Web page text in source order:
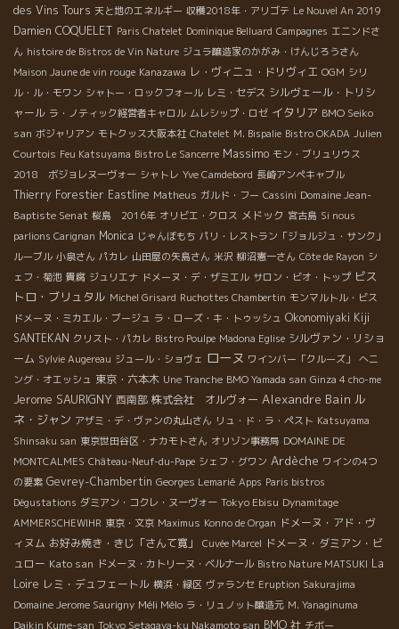
des Vins Tours 天と地のエネルギー 収穫2018年・アリゴテ Le Nouvel An 2019
Damien COQUELET Paris Chatelet Dominique Belluard Campagnes エニンドさ
ん histoire de Bistros de Vin Nature ジュラ醸造家のかがみ・けんじろうさん
Maison Jaune de vin rouge Kanazawa レ・ヴィニュ・ドリヴィエ OGM シリ
ル・ル・モワン シャトー・ロックフォール レミ・セデス シルヴェール・トリシ
ャール ラ・ノティック経営者キャロル ムレシップ・ロゼ イタリア BMO Seiko
san ボジャリアン モトクッス大阪本社 Chatelet M. Bispalie Bistro OKADA Julien
Courtois Feu Katsuyama Bistro Le Sancerre Massimo モン・ブリュリウス
2018 ボジョレヌーヴォー シャトレ Yve Camdebord 長崎アンペキャブル
Thierry Forestier Eastline Matheus ガルド・フー Cassini Domaine Jean-
Baptiste Senat 桜島 2016年 オリビエ・クロス メドック 宮古島 Si nous
parlions Carignan Monica じゃんぼもち パリ・レストラン「ジョルジュ・サンク」
ルーブル 小泉さん パカレ 山田屋の矢島さん 米沢 柳沼憲一さん Côte de Rayon シ
ェフ・菊池 貴腐 ジュリエナ ドメーヌ・デ・ザミエル サロン・ビオ・トップ ビス
トロ・ブリュタル Michel Grisard Ruchottes Chambertin モンマルトル・ビス
ドメーヌ・ミカエル・ブージュ ラ・ローズ・キ・トゥッシュ Okonomiyaki Kiji
SANTEKAN クリスト・パカレ Bistro Poulpe Madona Eglise シルヴァン・リショ
ーム Sylvie Augereau ジュール・ショヴェ ローヌ ワインバー「クルーズ」
へニ
ング・オエッシュ 東京・六本木 Une Tranche BMO Yamada san Ginza 4 cho-me
Jerome SAURIGNY 西南部 株式会社 オルヴォー Alexandre Bain ル
ネ・ジャン アザミ・デ・ヴァンの丸山さん リュ・ド・ラ・ペスト Katsuyama
Shinsaku san 東京世田谷区・ナカモトさん オリゾン事務局 DOMAINE DE
MONTCALMES Château-Neuf-du-Pape シェフ・グワン Ardèche ワインの4つ
の要素 Gevrey-Chambertin Georges Lemarié Apps Paris bistros
Dégustations ダミアン・コクレ・ヌーヴォー Tokyo Ebisu Dynamitage
AMMERSCHEWIHR 東京・文京 Maximus Konno de Organ ドメーヌ・アド・ヴ
ィヌム お好み焼き・きじ「さんて寛」 Cuvée Marcel ドメーヌ・ダミアン・ビ
ュロー Kato san ドメーヌ・カトリーヌ・ベルナール Bistro Nature MATSUKI La
Loire レミ・デュフェートル 横浜・緑区 ヴァランセ Eruption Sakurajima
Domaine Jerome Saurigny Méli Mélo ラ・リュノット醸造元 M. Yanaginuma
Daikin Kume-san Tokyo Setagaya-ku Nakamoto san BMO 社 チボー